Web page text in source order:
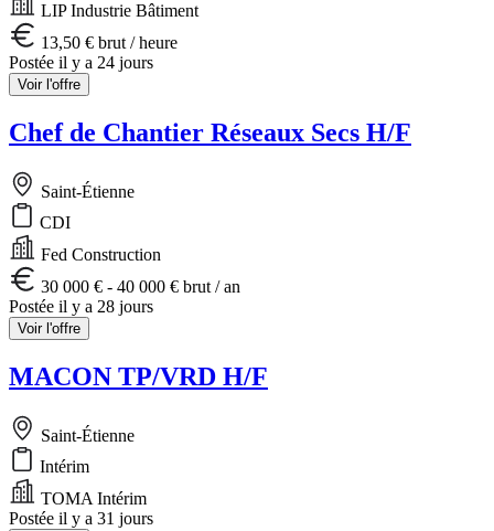
LIP Industrie Bâtiment
13,50 € brut / heure
Postée il y a 24 jours
Voir l'offre
Chef de Chantier Réseaux Secs H/F
Saint-Étienne
CDI
Fed Construction
30 000 € - 40 000 € brut / an
Postée il y a 28 jours
Voir l'offre
MACON TP/VRD H/F
Saint-Étienne
Intérim
TOMA Intérim
Postée il y a 31 jours